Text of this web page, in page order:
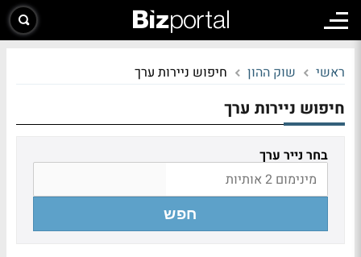
ראשי שוק ההון חיפוש ניירות ערך
חיפוש ניירות ערך
בחר נייר ערך
חפש